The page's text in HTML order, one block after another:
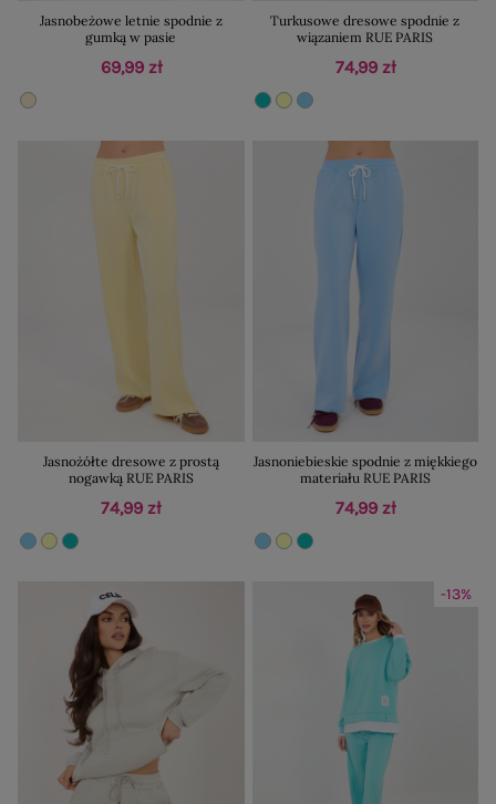
Jasnobeżowe letnie spodnie z
gumką w pasie
69,99 zł
Turkusowe dresowe spodnie z
wiązaniem RUE PARIS
74,99 zł
Jasnożółte dresowe z prostą
nogawką RUE PARIS
74,99 zł
Jasnoniebieskie spodnie z miękkiego
materiału RUE PARIS
74,99 zł
-13%